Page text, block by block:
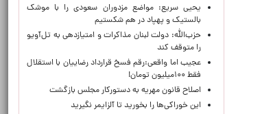
یحیی سریع: مواضع مزدوران سعودی را با موشک
بالستیک و پهپاد در هم شکستیم
حزب‌الله: دولت لبنان مذاکرات و امتیازدهی به تل‌آویو
را متوقف کند
عجیب اما واقعی:رقم فسخ قرارداد رضاییان با استقلال
فقط ۱۰۰میلیون تومان!
اصلاح قانون مهریه به دستورکار مجلس بازگشت
این خوراکی‌ها را بخورید تا آلزایمر نگیرید